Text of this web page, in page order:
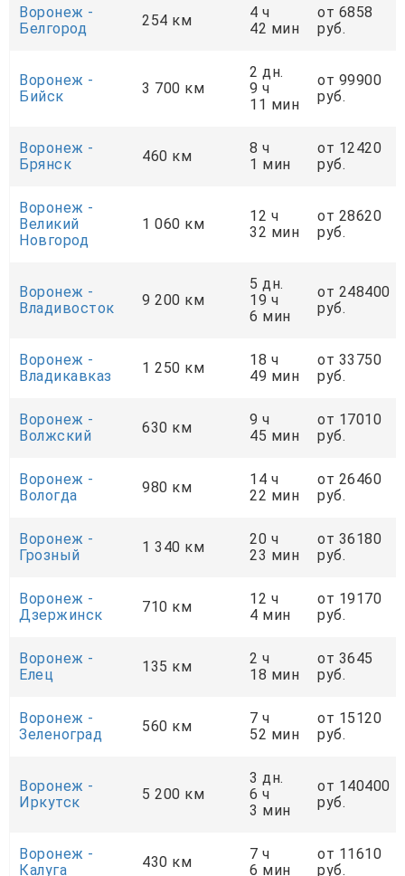
Воронеж -
Белгород
254 км
4 ч
42 мин
от 6858
руб.
Воронеж -
Бийск
3 700 км
2 дн.
9 ч
11 мин
от 99900
руб.
Воронеж -
Брянск
460 км
8 ч
1 мин
от 12420
руб.
Воронеж -
Великий
Новгород
1 060 км
12 ч
32 мин
от 28620
руб.
Воронеж -
Владивосток
9 200 км
5 дн.
19 ч
6 мин
от 248400
руб.
Воронеж -
Владикавказ
1 250 км
18 ч
49 мин
от 33750
руб.
Воронеж -
Волжский
630 км
9 ч
45 мин
от 17010
руб.
Воронеж -
Вологда
980 км
14 ч
22 мин
от 26460
руб.
Воронеж -
Грозный
1 340 км
20 ч
23 мин
от 36180
руб.
Воронеж -
Дзержинск
710 км
12 ч
4 мин
от 19170
руб.
Воронеж -
Елец
135 км
2 ч
18 мин
от 3645
руб.
Воронеж -
Зеленоград
560 км
7 ч
52 мин
от 15120
руб.
Воронеж -
Иркутск
5 200 км
3 дн.
6 ч
3 мин
от 140400
руб.
Воронеж -
Калуга
430 км
7 ч
6 мин
от 11610
руб.